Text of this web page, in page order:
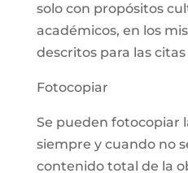
solo con propósitos
académicos, en los
descritos para las
Fotocopiar
Se pueden fotocopiar
siempre y cuando no
contenido total de la